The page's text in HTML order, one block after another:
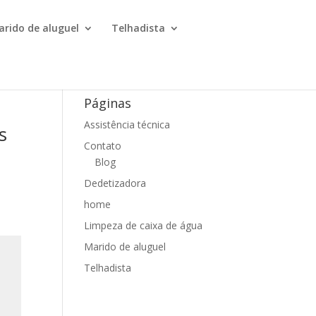
de aluguel Telhadista
Páginas
Assistência técnica
Contato
Blog
Dedetizadora
home
Limpeza de caixa de água
Marido de aluguel
Telhadista